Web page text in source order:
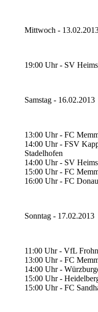
Mittwoch -
19:00 Uhr - SV
Samstag - 16.02.2013
13:00 Uhr - FC
14:00 Uhr - FSV
Stadelhofen
14:00 Uhr - SV
15:00 Uhr - FC
16:00 Uhr - FC
Sonntag - 17.02.2013
11:00 Uhr - VfL
13:00 Uhr - FC
14:00 Uhr -
15:00 Uhr -
15:00 Uhr - FC